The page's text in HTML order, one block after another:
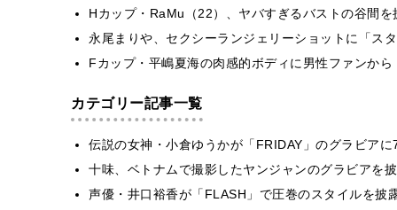
Hカップ・RaMu（22）、ヤバすぎるバストの谷間
永尾まりや、セクシーランジェリーショットに「ス
Fカップ・平嶋夏海の肉感的ボディに男性ファンか
カテゴリー記事一覧
伝説の女神・小倉ゆうかが「FRIDAY」のグラビア
十味、ベトナムで撮影したヤンジャンのグラビアを
声優・井口裕香が「FLASH」で圧巻のスタイルを